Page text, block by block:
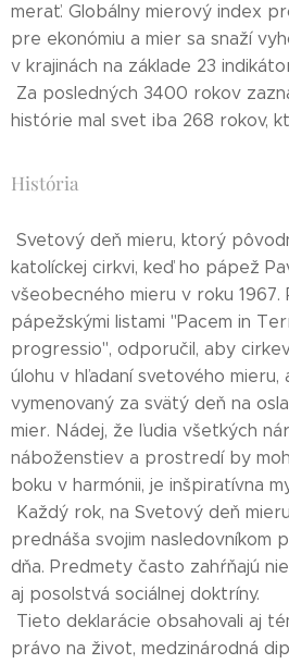
merať. Globálny mierový index
pre ekonómiu a mier sa snaží
v krajinách na základe 23
Za posledných 3400 rokov
histórie mal svet iba 268 rokov,
História
Svetový deň mieru, ktorý
katolíckej cirkvi, keď ho pápež
všeobecného mieru v roku 1967.
pápežskými listami "Pacem in
progressio", odporučil, aby
úlohu v hľadaní svetového mieru,
vymenovaný za svätý deň na
mier. Nádej, že ľudia všetkých
náboženstiev a prostredí by
boku v harmónii, je inšpiratívna
Každý rok, na Svetový deň
prednáša svojim nasledovníkom
dňa. Predmety často zahŕňajú
aj posolstvá sociálnej doktríny.
Tieto deklarácie obsahovali aj
právo na život, medzinárodná